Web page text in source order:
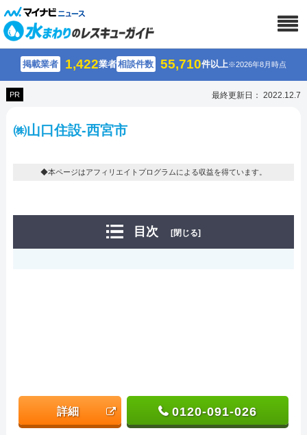
掲載業者 1,422業者相談件数 55,710件以上※2026年8月時点
PR 最終更新日： 2022.12.7
㈱山口住設-西宮市
◆本ページはアフィリエイトプログラムによる収益を得ています。
目次 [閉じる]
詳細 0120-091-026